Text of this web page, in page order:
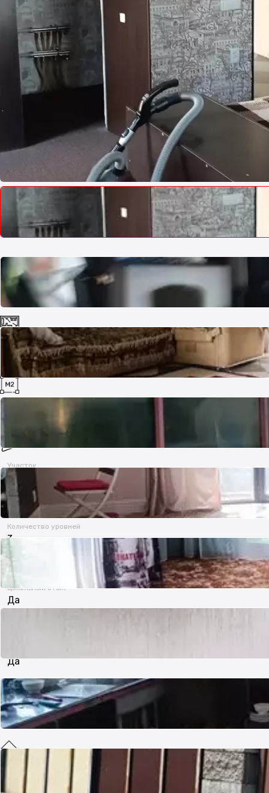
Комнат
Участок
5.7 сот.
Количество уровней
3
Цокольный этаж
Да
Да
Кол-во санузлов
3
Документы готовы